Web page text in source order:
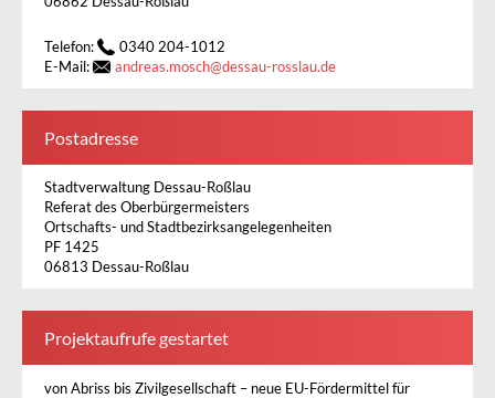
Telefon:
0340 204-1012
E-Mail:
andreas.mosch@dessau-rosslau.de
Postadresse
Stadtverwaltung Dessau-Roßlau
Referat des Oberbürgermeisters
Ortschafts- und Stadtbezirksangelegenheiten
PF 1425
06813 Dessau-Roßlau
Projektaufrufe gestartet
von Abriss bis Zivilgesellschaft – neue EU-Fördermittel für